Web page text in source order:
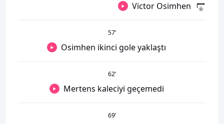
Victor Osimhen
57’
Osimhen ikinci gole yaklaştı
62’
Mertens kaleciyi geçemedi
69’